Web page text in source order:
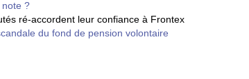
note ?
ré-accordent leur confiance à Frontex
du fond de pension volontaire